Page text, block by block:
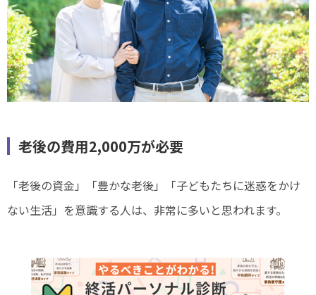
老後の費用2,000万が必要
「老後の資金」「豊かな老後」「子どもたちに迷惑をかけ
ない生活」を意識する人は、非常に多いと思われます。